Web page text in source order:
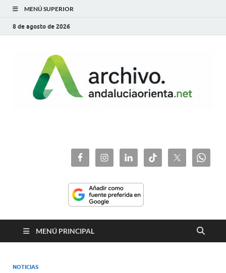
MENÚ SUPERIOR
8 de agosto de 2026
MENÚ PRINCIPAL
NOTICIAS